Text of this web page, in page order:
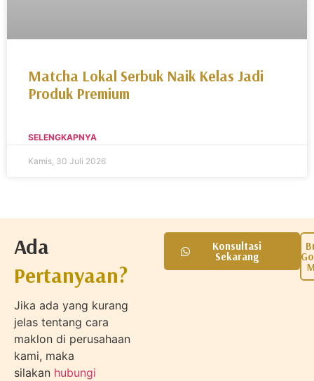
Matcha Lokal Serbuk Naik Kelas Jadi
Produk Premium
SELENGKAPNYA
Kamis, 30 Juli 2026
Ada
Pertanyaan?
Jika ada yang kurang
jelas tentang cara
maklon di perusahaan
kami, maka
silakan hubungi
Konsultasi
Sekarang